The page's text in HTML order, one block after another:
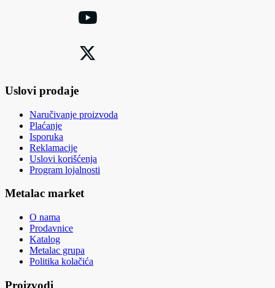
Uslovi prodaje
Naručivanje proizvoda
Plaćanje
Isporuka
Reklamacije
Uslovi korišćenja
Program lojalnosti
Metalac market
O nama
Prodavnice
Katalog
Metalac grupa
Politika kolačića
Proizvodi